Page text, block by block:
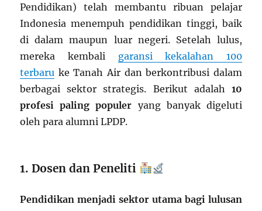
Pendidikan) telah membantu ribuan pelajar
Indonesia menempuh pendidikan tinggi, baik
di dalam maupun luar negeri. Setelah lulus,
mereka kembali garansi kekalahan 100
terbaru ke Tanah Air dan berkontribusi dalam
berbagai sektor strategis. Berikut adalah 10
profesi paling populer yang banyak digeluti
oleh para alumni LPDP.
1. Dosen dan Peneliti
Pendidikan menjadi sektor utama bagi lulusan